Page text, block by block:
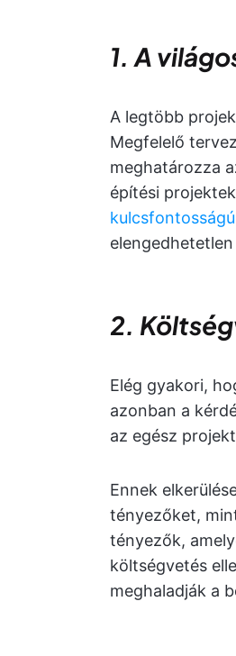
1. A
A legtöbb
Megfelelő
meghatározza
építési
2.
Elég gyakori,
azonban a
az egész
Ennek
tényezőket,
tényezők,
költségvetés
meghaladják a